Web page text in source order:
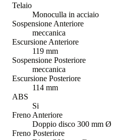
Telaio
Monoculla in acciaio
Sospensione Anteriore
meccanica
Escursione Anteriore
119 mm
Sospensione Posteriore
meccanica
Escursione Posteriore
114 mm
ABS
Si
Freno Anteriore
Doppio disco 300 mm Ø
Freno Posteriore